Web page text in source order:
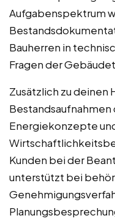
Aufgabenspektrum
Bauherren in
Fragen der
Zusätzlich zu deinen
Energiekonzepte
Kunden bei der
unterstützt bei